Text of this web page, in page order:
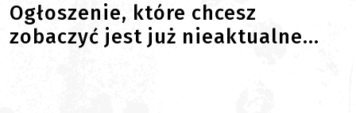
Ogłoszenie, które chcesz
zobaczyć jest już nieaktualne...